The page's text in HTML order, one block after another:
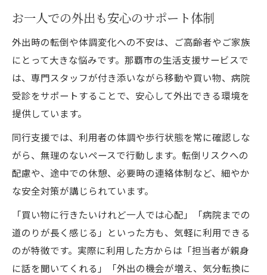
お一人での外出も安心のサポート体制
外出時の転倒や体調変化への不安は、ご高齢者やご家族
にとって大きな悩みです。那覇市の生活支援サービスで
は、専門スタッフが付き添いながら移動や買い物、病院
受診をサポートすることで、安心して外出できる環境を
提供しています。
同行支援では、利用者の体調や歩行状態を常に確認しな
がら、無理のないペースで行動します。転倒リスクへの
配慮や、途中での休憩、必要時の連絡体制など、細やか
な安全対策が講じられています。
「買い物に行きたいけれど一人では心配」「病院までの
道のりが長く感じる」といった方も、気軽に利用できる
のが特徴です。実際に利用した方からは「担当者が親身
に話を聞いてくれる」「外出の機会が増え、気分転換に